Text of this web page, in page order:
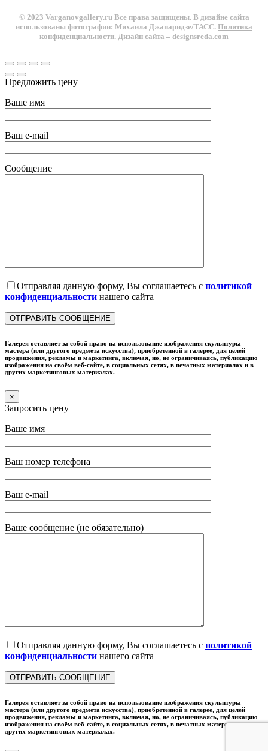
© 2023 Varganovgallery.ru Все права защищены. В дизайне сайта
использованы фотографии: Михаила Джапаридзе/ТАСС. Политика
конфиденциальности. Дизайн сайта – designsreda.com
Предложить цену
Ваше имя
Ваш e-mail
Сообщение
Отправляя данную форму, Вы соглашаетесь с политикой
конфиденциальности нашего сайта
Галерея оставляет за собой право на использование изображения скульптуры
мастера (или другого предмета искусства), приобретённой в галерее, для целей
продвижения, рекламы и маркетинга, включая, но, не ограничиваясь, публикацию
изображения на своём веб-сайте, в социальных сетях, в печатных материалах и в
других маркетинговых материалах.
×
Запросить цену
Ваше имя
Ваш номер телефона
Ваш e-mail
Ваше сообщение (не обязательно)
Отправляя данную форму, Вы соглашаетесь с политикой
конфиденциальности нашего сайта
Галерея оставляет за собой право на использование изображения скульптуры
мастера (или другого предмета искусства), приобретённой в галерее, для целей
продвижения, рекламы и маркетинга, включая, но, не ограничиваясь, публикацию
изображения на своём веб-сайте, в социальных сетях, в печатных материалах и в
других маркетинговых материалах.